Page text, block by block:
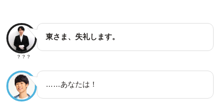
？？？
東さま、失礼します。
……あなたは！